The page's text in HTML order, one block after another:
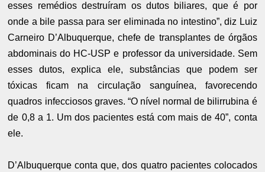
esses remédios destruíram os dutos biliares, que é por
onde a bile passa para ser eliminada no intestino”, diz Luiz
Carneiro D’Albuquerque, chefe de transplantes de órgãos
abdominais do HC-USP e professor da universidade. Sem
esses dutos, explica ele, substâncias que podem ser
tóxicas ficam na circulação sanguínea, favorecendo
quadros infecciosos graves. “O nível normal de bilirrubina é
de 0,8 a 1. Um dos pacientes está com mais de 40”, conta
ele.
D’Albuquerque conta que, dos quatro pacientes colocados